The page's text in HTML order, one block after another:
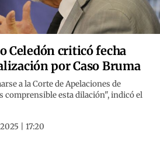
Celedón criticó fecha
por Caso Bruma
a la Corte de Apelaciones de
comprensible esta dilación", indicó el
| 17:20